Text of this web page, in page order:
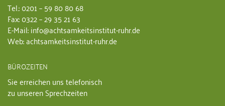
Tel.: 0201 – 59 80 80 68
Fax: 0322 – 29 35 21 63
E-Mail: info@achtsamkeitsinstitut-ruhr.de
Web: achtsamkeitsinstitut-ruhr.de
BÜROZEITEN
Sie erreichen uns telefonisch
zu unseren Sprechzeiten